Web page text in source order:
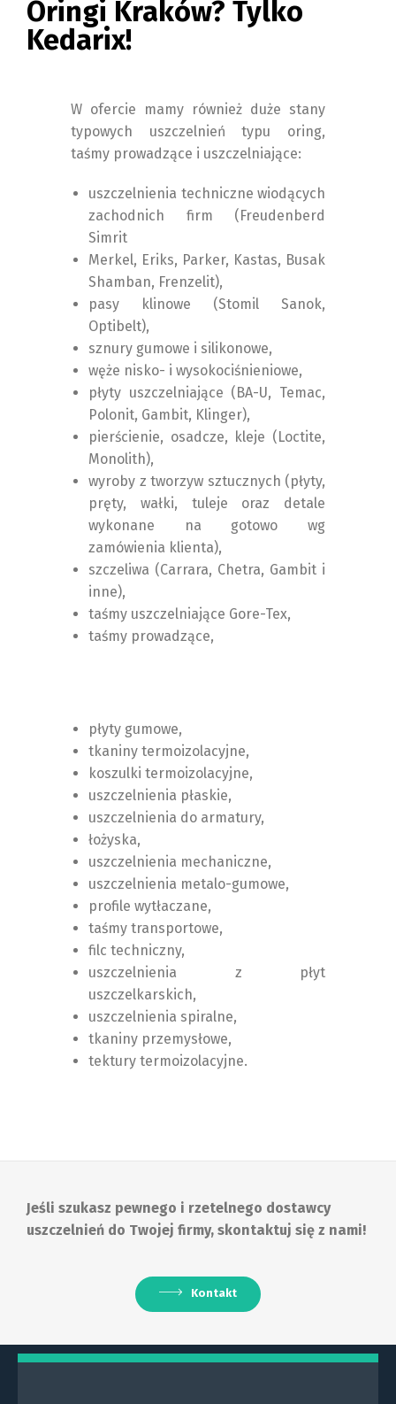
Oringi Kraków? Tylko
Kedarix!
W ofercie mamy również duże stany
typowych uszczelnień typu oring,
taśmy prowadzące i uszczelniające:
uszczelnienia techniczne wiodących
zachodnich firm (Freudenberd
Simrit
Merkel, Eriks, Parker, Kastas, Busak
Shamban, Frenzelit),
pasy klinowe (Stomil Sanok,
Optibelt),
sznury gumowe i silikonowe,
węże nisko- i wysokociśnieniowe,
płyty uszczelniające (BA-U, Temac,
Polonit, Gambit, Klinger),
pierścienie, osadcze, kleje (Loctite,
Monolith),
wyroby z tworzyw sztucznych (płyty,
pręty, wałki, tuleje oraz detale
wykonane na gotowo wg
zamówienia klienta),
szczeliwa (Carrara, Chetra, Gambit i
inne),
taśmy uszczelniające Gore-Tex,
taśmy prowadzące,
płyty gumowe,
tkaniny termoizolacyjne,
koszulki termoizolacyjne,
uszczelnienia płaskie,
uszczelnienia do armatury,
łożyska,
uszczelnienia mechaniczne,
uszczelnienia metalo-gumowe,
profile wytłaczane,
taśmy transportowe,
filc techniczny,
uszczelnienia z płyt
uszczelkarskich,
uszczelnienia spiralne,
tkaniny przemysłowe,
tektury termoizolacyjne.
Jeśli szukasz pewnego i rzetelnego dostawcy
uszczelnień do Twojej firmy, skontaktuj się z nami!
Kontakt